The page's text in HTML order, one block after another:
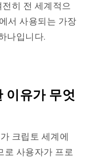
히 ​​전 세계적으
서 사용되는 가장
나입니다.
이유가 무엇
크립토 세계에
로 사용자가 프로